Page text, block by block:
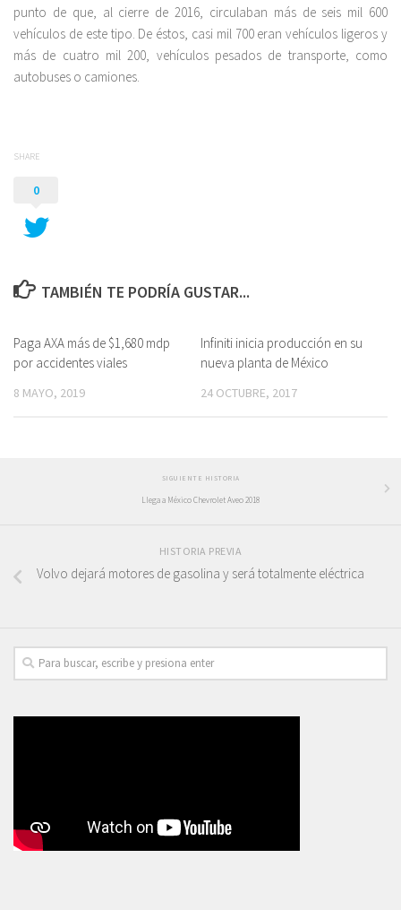
punto de que, al cierre de 2016, circulaban más de seis mil 600
vehículos de este tipo. De éstos, casi mil 700 eran vehículos ligeros y
más de cuatro mil 200, vehículos pesados de transporte, como
autobuses o camiones.
SHARE
0
TAMBIÉN TE PODRÍA GUSTAR...
Paga AXA más de $1,680 mdp
por accidentes viales
8 MAYO, 2019
Infiniti inicia producción en su
nueva planta de México
24 OCTUBRE, 2017
SIGUIENTE HISTORIA
Llega a México Chevrolet Aveo 2018
HISTORIA PREVIA
Volvo dejará motores de gasolina y será totalmente eléctrica